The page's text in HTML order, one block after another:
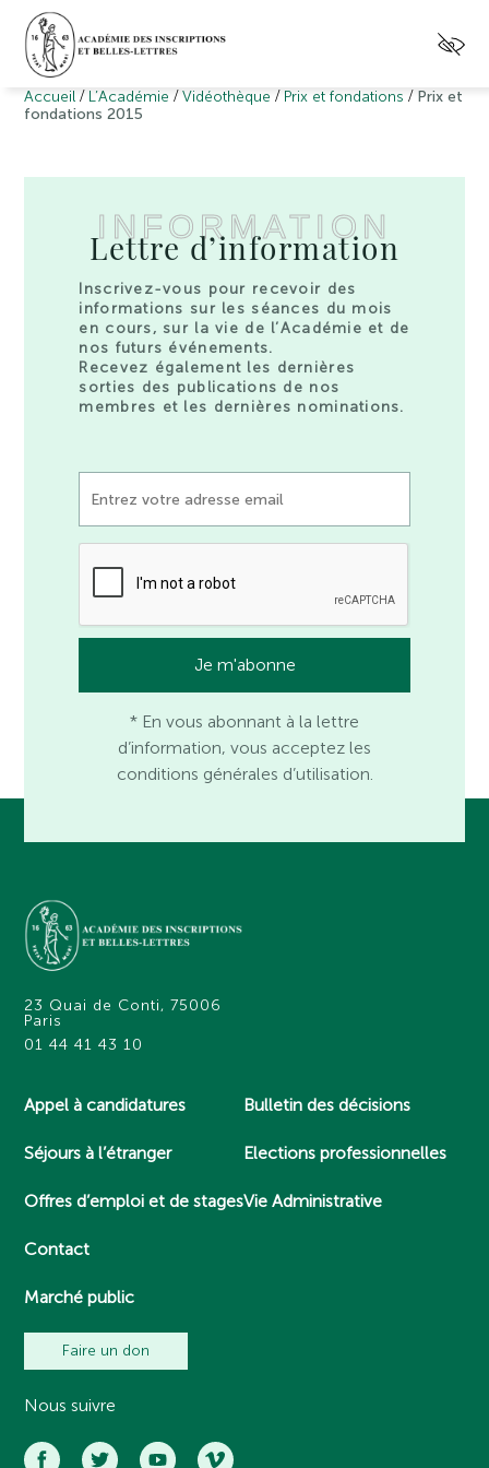
Accueil / L’Académie /Vidéothèque / Prix et fondations / Prix et
fondations 2015
INFORMATION
Lettre d’information
Inscrivez-vous pour recevoir des
informations sur les séances du mois
en cours, sur la vie de l’Académie et de
nos futurs événements.
Recevez également les dernières
sorties des publications de nos
membres et les dernières nominations.
* En vous abonnant à la lettre
d’information, vous acceptez les
conditions générales d’utilisation.
23 Quai de Conti, 75006
Paris
01 44 41 43 10
Appel à candidatures
Séjours à l’étranger
Offres d’emploi et de stages
Contact
Marché public
Bulletin des décisions
Elections professionnelles
Vie Administrative
Faire un don
Nous suivre